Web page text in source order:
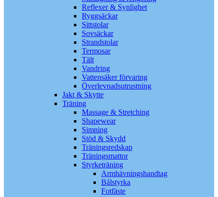
Reflexer & Synlighet
Ryggsäckar
Sittstolar
Sovsäckar
Strandstolar
Termosar
Tält
Vandring
Vattensäker förvaring
Överlevnadsutrustning
Jakt & Skytte
Träning
Massage & Stretching
Shapewear
Simning
Stöd & Skydd
Träningsredskap
Träningsmattor
Styrketräning
Armhävningshandtag
Bålstyrka
Fotfäste